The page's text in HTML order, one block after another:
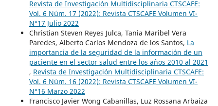
Revista de Investigación Multidisciplinaria CTSCAFE:
Vol. 6 Núm. 17 (2022): Revista CTSCAFE Volumen VI-
N°17 Julio 2022
Christian Steven Reyes Julca, Tania Maribel Vera
Paredes, Alberto Carlos Mendoza de los Santos, La
importancia de la seguridad de la información de un
paciente en el sector salud entre los años 2010 al 2021
, Revista de Investigación Multidisciplinaria CTSCAFE:
Vol. 6 Núm. 16 (2022): Revista CTSCAFE Volumen VI-
N°16 Marzo 2022
Francisco Javier Wong Cabanillas, Luz Rossana Arbaiza